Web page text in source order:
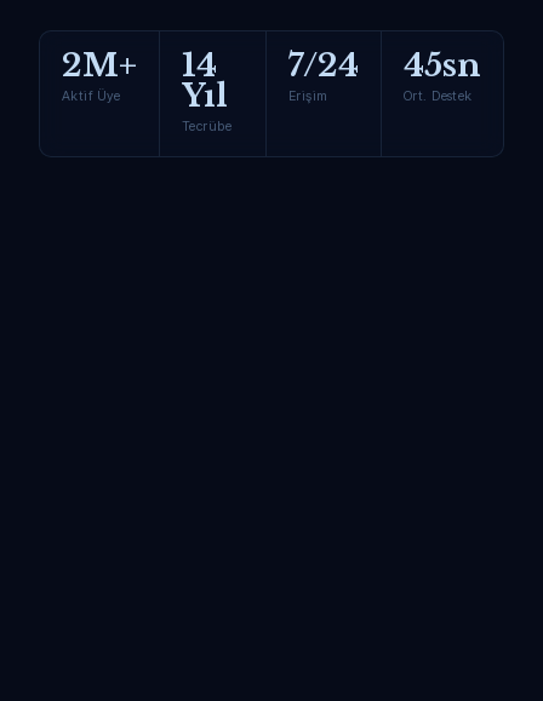
2M+
Aktif Üye
14
Yıl
Tecrübe
7/24
Erişim
45sn
Ort. Destek